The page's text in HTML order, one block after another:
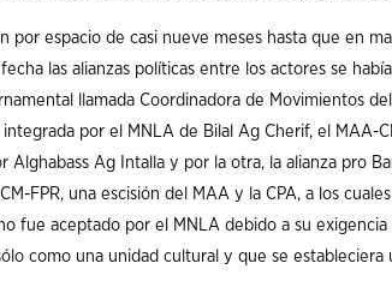
por espacio de casi nueve meses hasta que en
las alianzas políticas entre los actores se
llamada Coordinadora de Movimientos
integrada por el MNLA de Bilal Ag Cherif, el MAA-
Ag Intalla y por la otra, la alianza pro
FPR, una escisión del MAA y la CPA, a los
fue aceptado por el MNLA debido a su exigencia
como una unidad cultural y que se estableciera